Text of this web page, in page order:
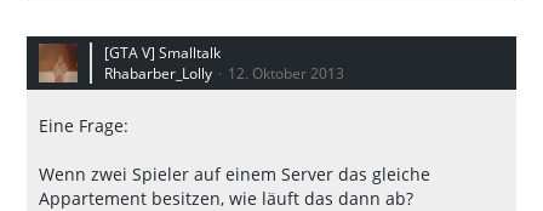
[GTA V] Smalltalk
Rhabarber_Lolly
12. Oktober 2013
Eine Frage:
Wenn zwei Spieler auf einem Server das gleiche
Appartement besitzen, wie läuft das dann ab?